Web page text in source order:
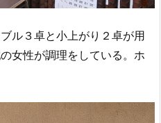
ル３卓と小上がり２卓が用
女性が調理をしている。ホ